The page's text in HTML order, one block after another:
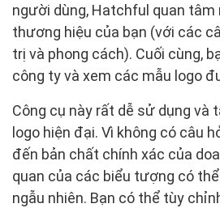
người dùng, Hatchful quan tâm
thương hiệu của bạn (với các
trị và phong cách). Cuối cùng,
công ty và xem các mẫu logo
Công cụ này rất dễ sử dụng và
logo hiện đại. Vì không có câu
đến bản chất chính xác của
quan của các biểu tượng có
ngẫu nhiên. Bạn có thể tùy